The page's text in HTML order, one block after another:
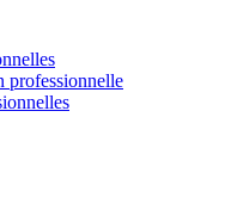
professionnelle